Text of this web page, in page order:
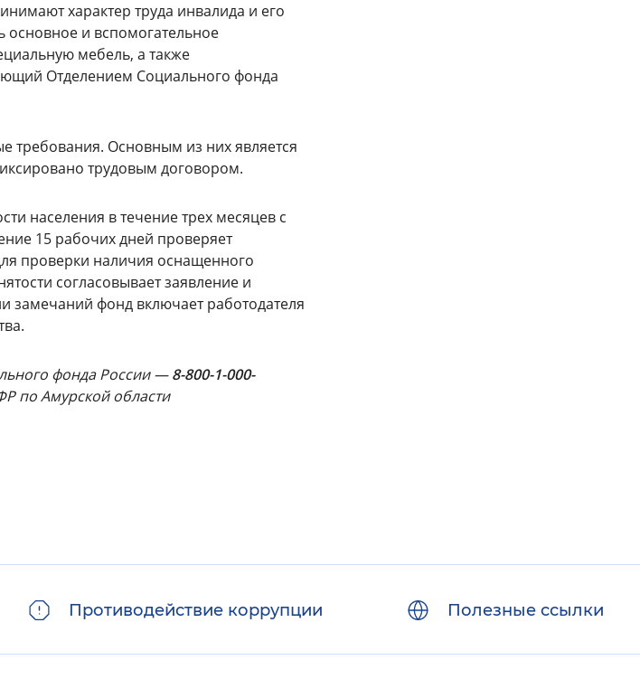
характер труда инвалида и его
основное и вспомогательное
мебель, а также
Отделением Социального фонда
требования. Основным из них является
трудовым договором.
населения в течение трех месяцев с
15 рабочих дней проверяет
проверки наличия оснащенного
согласовывает заявление и
замечаний фонд включает работодателя
фонда России —8-800-1-000-
по Амурской области
Противодействие коррупции Полезные ссылки